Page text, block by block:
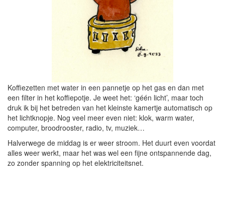
Koffiezetten met water in een pannetje op het gas en dan met
een filter in het koffiepotje. Je weet het: ‘géén licht’, maar toch
druk ik bij het betreden van het kleinste kamertje automatisch op
het lichtknopje. Nog veel meer even niet: klok, warm water,
computer, broodrooster, radio, tv, muziek…
Halverwege de middag is er weer stroom. Het duurt even voordat
alles weer werkt, maar het was wel een fijne ontspannende dag,
zo zonder spanning op het elektriciteitsnet.